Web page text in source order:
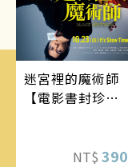
迷宮裡的魔術師
【電影書封珍藏
NT$ 390